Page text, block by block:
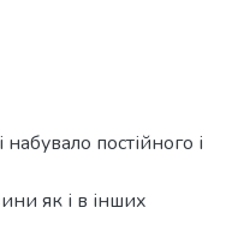
постійного і
як і в інших